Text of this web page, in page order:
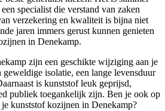
specialist die verstand van zaken
verzekering en kwaliteit is bijna niet
jaren immers gerust kunnen genieten
in Denekamp.
zijn een geschikte wijziging aan je
geweldige isolatie, een lange levensduur
is kunststof leuk geprijsd,
publiek toegankelijk zijn. Ben je ook op
kunststof kozijnen in Denekamp?